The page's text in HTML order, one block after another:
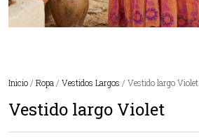
Inicio / Ropa / Vestidos Largos / Vestido largo Violet
Vestido largo Violet